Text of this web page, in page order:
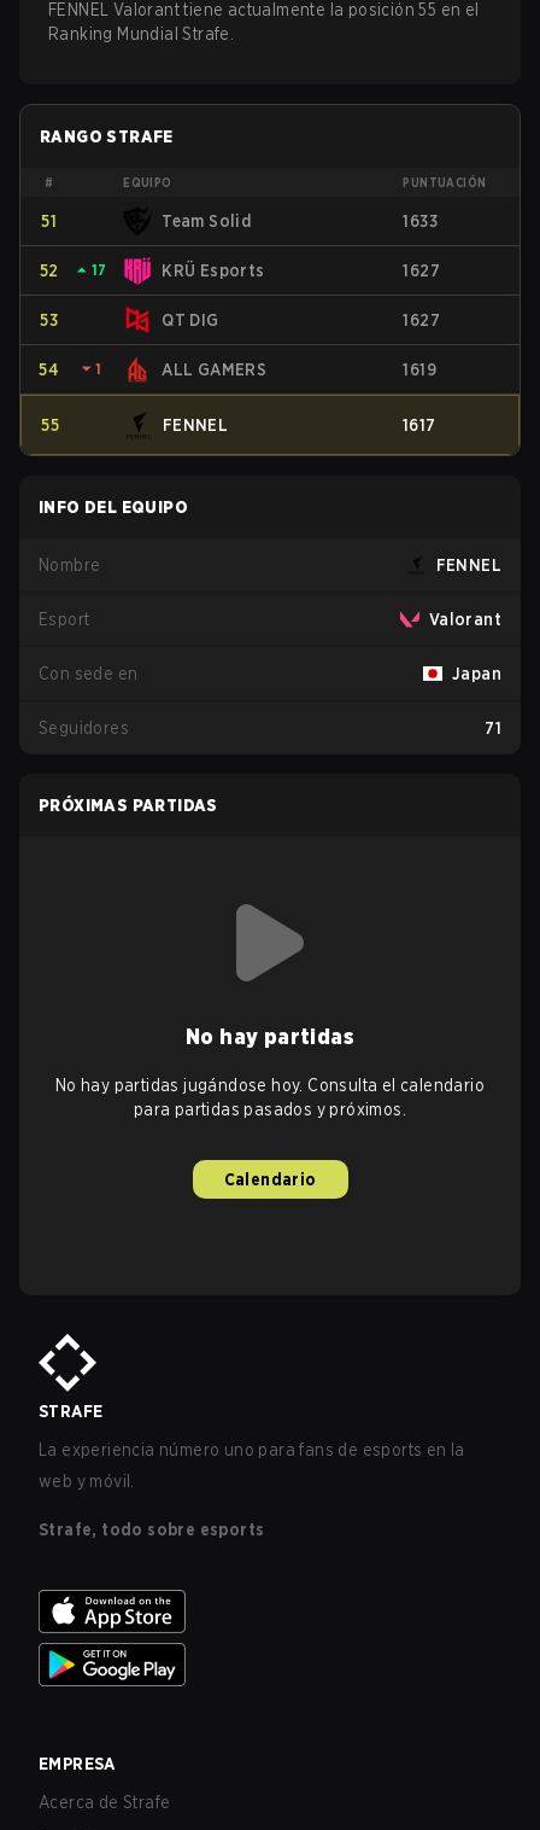
FENNEL Valorant tiene actualmente la posición 55 en el
Ranking Mundial Strafe.
RANGO STRAFE
# EQUIPO PUNTUACIÓN
51 Team Solid 1633
52 ⏶ 17 KRÜ Esports 1627
53 QT DIG 1627
54 ⏷ 1 ALL GAMERS 1619
55 FENNEL 1617
INFO DEL EQUIPO
Nombre FENNEL
Esport Valorant
Con sede en Japan
Seguidores 71
PRÓXIMAS PARTIDAS
No hay partidas
No hay partidas jugándose hoy. Consulta el calendario
para partidas pasados y próximos.
Calendario
STRAFE
La experiencia número uno para fans de esports en la
web y móvil.
Strafe, todo sobre esports
EMPRESA
Acerca de Strafe